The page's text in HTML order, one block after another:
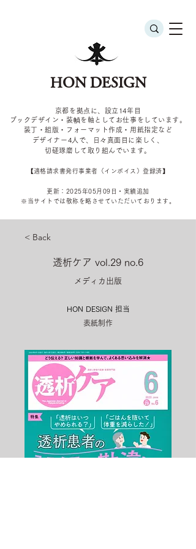
HON DESIGN
京都を拠点に、設立14年目
ブックデザイン・装幀を軸としてお仕事をしています。
装丁・組版・フォーマット作成・用紙指定など
デザイナー4 人で、日々真面目に楽しく、
切磋琢磨して取り組んでいます。
​【適格請求書発行事業者（インボイス）登録済】
更新：2025年05 月09 日・実績追加
​※当サイトでは敬称を 略させていただいております。
< Back
透析ケア vol.29 no.6
メディカ出版
HON DESIGN​ 担当
表紙制作